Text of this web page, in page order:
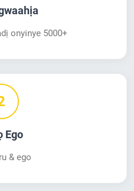
onyinye 5000+
Ego
& ego